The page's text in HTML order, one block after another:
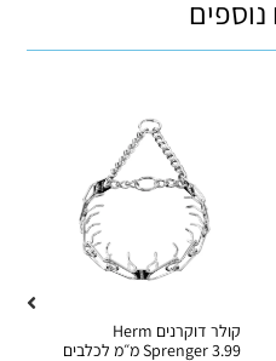
קולר דוקרנים Herm
Sprenger 3.99 מ״מ לכלבים